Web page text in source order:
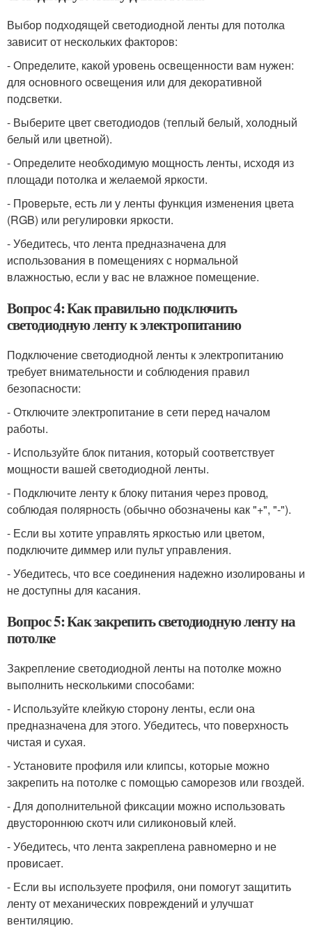
Выбор подходящей светодиодной ленты для потолка
зависит от нескольких факторов:
- Определите, какой уровень освещенности вам нужен:
для основного освещения или для декоративной
подсветки.
- Выберите цвет светодиодов (теплый белый, холодный
белый или цветной).
- Определите необходимую мощность ленты, исходя из
площади потолка и желаемой яркости.
- Проверьте, есть ли у ленты функция изменения цвета
(RGB) или регулировки яркости.
- Убедитесь, что лента предназначена для
использования в помещениях с нормальной
влажностью, если у вас не влажное помещение.
Вопрос 4: Как правильно подключить
светодиодную ленту к электропитанию
Подключение светодиодной ленты к электропитанию
требует внимательности и соблюдения правил
безопасности:
- Отключите электропитание в сети перед началом
работы.
- Используйте блок питания, который соответствует
мощности вашей светодиодной ленты.
- Подключите ленту к блоку питания через провод,
соблюдая полярность (обычно обозначены как "+", "-").
- Если вы хотите управлять яркостью или цветом,
подключите диммер или пульт управления.
- Убедитесь, что все соединения надежно изолированы и
не доступны для касания.
Вопрос 5: Как закрепить светодиодную ленту на
потолке
Закрепление светодиодной ленты на потолке можно
выполнить несколькими способами:
- Используйте клейкую сторону ленты, если она
предназначена для этого. Убедитесь, что поверхность
чистая и сухая.
- Установите профиля или клипсы, которые можно
закрепить на потолке с помощью саморезов или гвоздей.
- Для дополнительной фиксации можно использовать
двустороннюю скотч или силиконовый клей.
- Убедитесь, что лента закреплена равномерно и не
провисает.
- Если вы используете профиля, они помогут защитить
ленту от механических повреждений и улучшат
вентиляцию.